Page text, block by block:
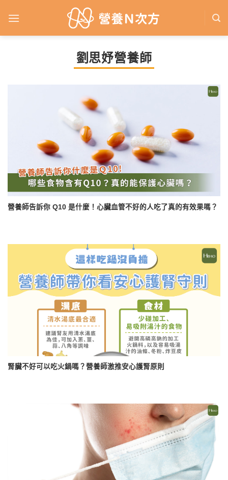
劉思妤營養師
營養師告訴你 Q10 是什麼！心臟血管不好的人吃了真的有效果嗎？
腎臟不好可以吃火鍋嗎？營養師激推安心護腎原則